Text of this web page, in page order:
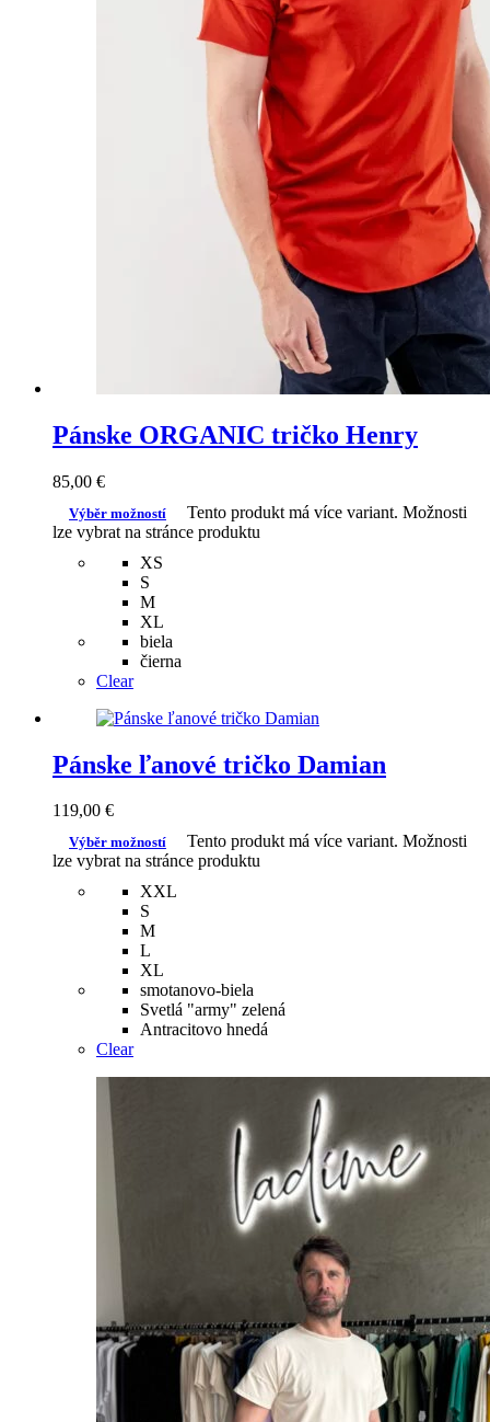
Pánske ORGANIC tričko Henry
85,00 €
Výběr možností
Tento produkt má více variant. Možnosti
lze vybrat na stránce produktu
XS
S
M
XL
biela
čierna
Clear
Pánske ľanové tričko Damian
119,00 €
Výběr možností
Tento produkt má více variant. Možnosti
lze vybrat na stránce produktu
XXL
S
M
L
XL
smotanovo-biela
Svetlá "army" zelená
Antracitovo hnedá
Clear